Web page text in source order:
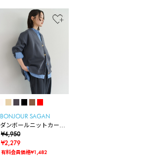
BONJOUR SAGAN
ダンボールニットカーデ
ィガン
¥4,950
¥2,279
有料会員価格¥1,482